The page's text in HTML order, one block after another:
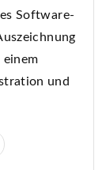
Software-
und